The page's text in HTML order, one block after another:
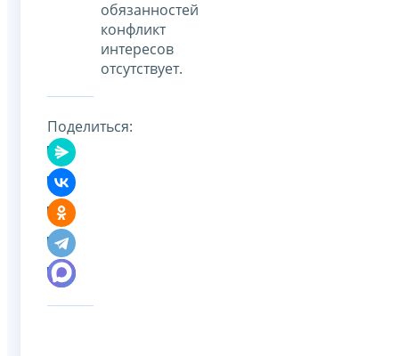
обязанностей
конфликт
интересов
отсутствует.
Поделиться: